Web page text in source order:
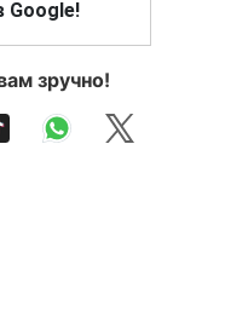
Google!
зручно!